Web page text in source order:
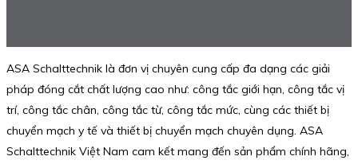
ASA Schalttechnik là đơn vị chuyên cung cấp đa dạng các giải
pháp đóng cắt chất lượng cao như: công tắc giới hạn, công tắc vị
trí, công tắc chân, công tắc từ, công tắc mức, cùng các thiết bị
chuyển mạch y tế và thiết bị chuyển mạch chuyên dụng. ASA
Schalttechnik Việt Nam cam kết mang đến sản phẩm chính hãng,